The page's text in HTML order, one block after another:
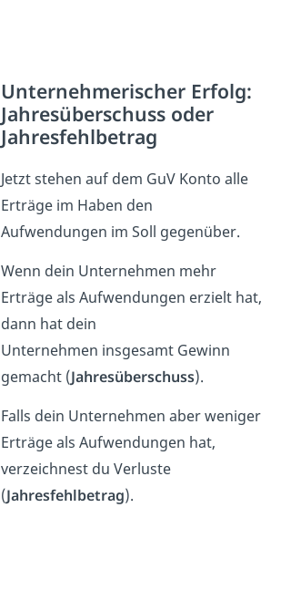
Unternehmerischer Erfolg:
Jahresüberschuss oder
Jahresfehlbetrag
Jetzt stehen auf dem GuV Konto alle
Erträge im Haben den
Aufwendungen im Soll gegenüber.
Wenn dein Unternehmen mehr
Erträge als Aufwendungen erzielt hat,
dann hat dein
Unternehmen insgesamt Gewinn
gemacht (Jahresüberschuss).
Falls dein Unternehmen aber weniger
Erträge als Aufwendungen hat,
verzeichnest du Verluste
(Jahresfehlbetrag).